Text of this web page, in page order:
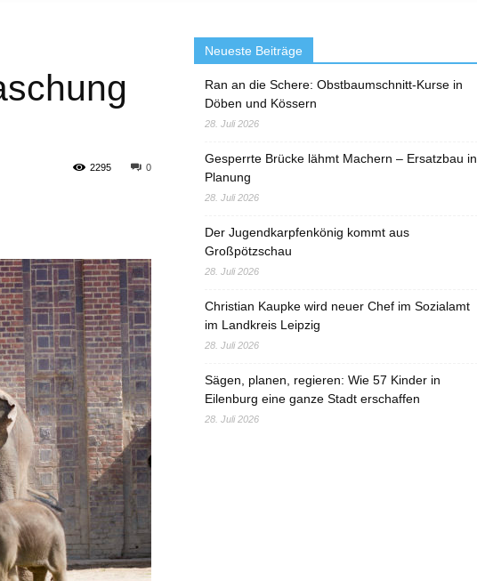
0
2295
Neueste Beiträge
Ran an die Schere: Obstbaumschnitt-Kurse in
Döben und Kössern
28. Juli 2026
Gesperrte Brücke lähmt Machern – Ersatzbau in
Planung
28. Juli 2026
Der Jugendkarpfenkönig kommt aus
Großpötzschau
28. Juli 2026
Christian Kaupke wird neuer Chef im Sozialamt
im Landkreis Leipzig
28. Juli 2026
Sägen, planen, regieren: Wie 57 Kinder in
Eilenburg eine ganze Stadt erschaffen
28. Juli 2026